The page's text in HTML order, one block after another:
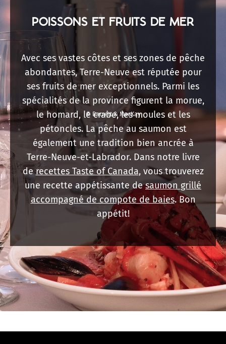
POISSONS ET FRUITS DE MER
Avec ses vastes côtes et ses zones de pêche
abondantes, Terre-Neuve est réputée pour
ses fruits de mer exceptionnels. Parmi les
spécialités de la province figurent la morue,
le homard, le crabe, les moules et les
pétoncles. La pêche au saumon est
également une tradition bien ancrée à
Terre-Neuve-et-Labrador. Dans notre livre
derecettes Taste of Canada, vous trouverez
une recette appétissante desaumon grillé
accompagné de compote de baies. Bon
appétit!
© Barrett & MacKay